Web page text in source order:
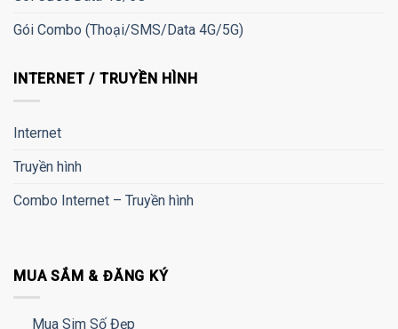
Gói Combo (Thoại/SMS/Data 4G/5G)
INTERNET / TRUYỀN HÌNH
Internet
Truyền hình
Combo Internet – Truyền hình
MUA SẮM & ĐĂNG KÝ
Mua Sim Số Đẹp